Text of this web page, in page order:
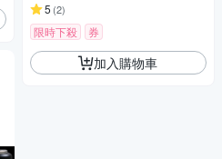
5 (2)
限時下殺 券
加入購物車